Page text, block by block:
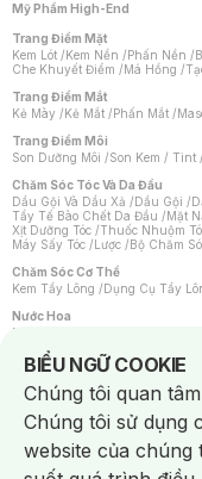
Mỹ Phẩm High-End
Trang Điểm Mặt
Kem Lót /Kem Nền /Phấn Nền /
Che Khuyết Điểm /Má Hồng /
Trang Điểm Mắt
Kẻ Mày /Kẻ Mắt /Phấn Mắt /
Trang Điểm Môi
Son Dưỡng Môi /Son Kem / Tint /
Chăm Sóc Tóc Và Da Đầu
Dầu Gội Và Dầu Xả /Dầu Gội /
Tẩy Tế Bào Chết Da Đầu /Mặt
Xịt Dưỡng Tóc /Thuốc Nhuộm
Máy Sấy Tóc /Lược /Bộ Chăm
Chăm Sóc Cơ Thể
Kem Tẩy Lông /Dụng Cụ Tẩy
Nước Hoa
Nước Hoa Nữ
Chăm Sóc Cá Nhân
Chống Muỗi /Khẩu Trang /Máy
Sản Phẩm Chăm Sóc Khác /
Hỗ Trợ Trắng Răng/Kem Đánh
Tăm / Chỉ Nha Khoa/ Xịt Thơm
Khăn Ướt Vệ Sinh Vùng Kín/
Máy Cạo Râu
BIỂU NGỮ COOKIE
Notice about cookies
Chúng tôi quan
Chúng tôi sử dụng
website của